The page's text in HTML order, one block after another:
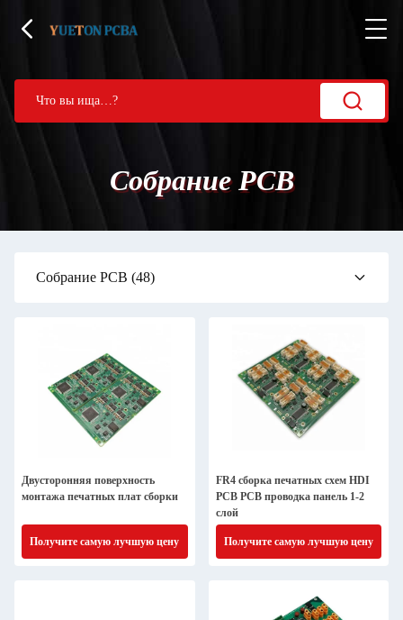
Собрание PCB
Собрание PCB (48)
Двусторонняя поверхность
монтажа печатных плат сборки
Получите самую лучшую цену
FR4 сборка печатных схем HDI
PCB PCB проводка панель 1-2
слой
Получите самую лучшую цену